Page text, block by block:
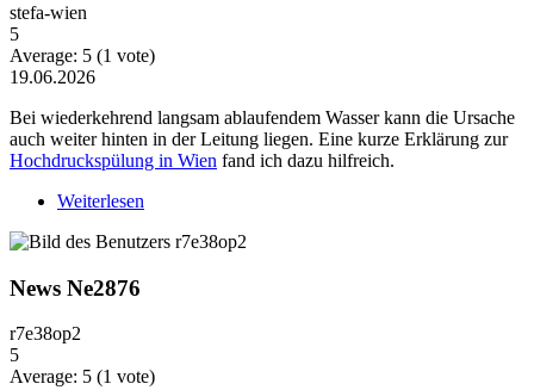
stefa-wien
5
Average: 5 (1 vote)
19.06.2026
Bei wiederkehrend langsam ablaufendem Wasser kann die Ursache
auch weiter hinten in der Leitung liegen. Eine kurze Erklärung zur
Hochdruckspülung in Wien fand ich dazu hilfreich.
Weiterlesen
News Ne2876
r7e38op2
5
Average: 5 (1 vote)